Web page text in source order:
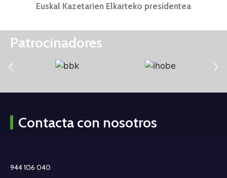
Euskal Kazetarien Elkarteko presidentea
Patrocinadores
Contacta con nosotros
944 106 040